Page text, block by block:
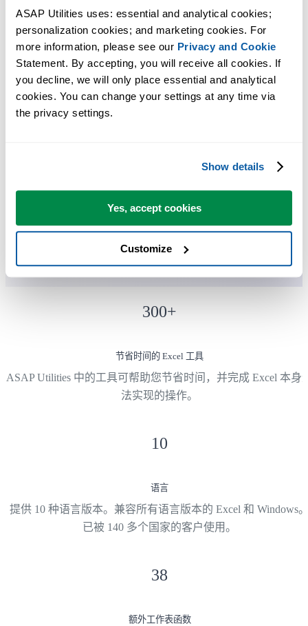
ASAP Utilities uses: essential and analytical cookies;
personalization cookies; and marketing cookies. For
more information, please see our Privacy and Cookie
Statement. By accepting, you will receive all cookies. If
you decline, we will only place essential and analytical
cookies. You can change your settings at any time via
the privacy settings.
Show details
Yes, accept cookies
Customize
节省 Excel 工作时间，简单高效。
一组用于填充单元格和添加数据的工具。
您可以立即开始使用，无需培训。
300+
节省时间的 Excel 工具
ASAP Utilities 中的工具可帮助您节省时间，并完成 Excel 本身
法实现的操作。
10
语言
提供 10 种语言版本。兼容所有语言版本的 Excel 和 Windows
已被 140 多个国家的客户使用。
38
额外工作表函数